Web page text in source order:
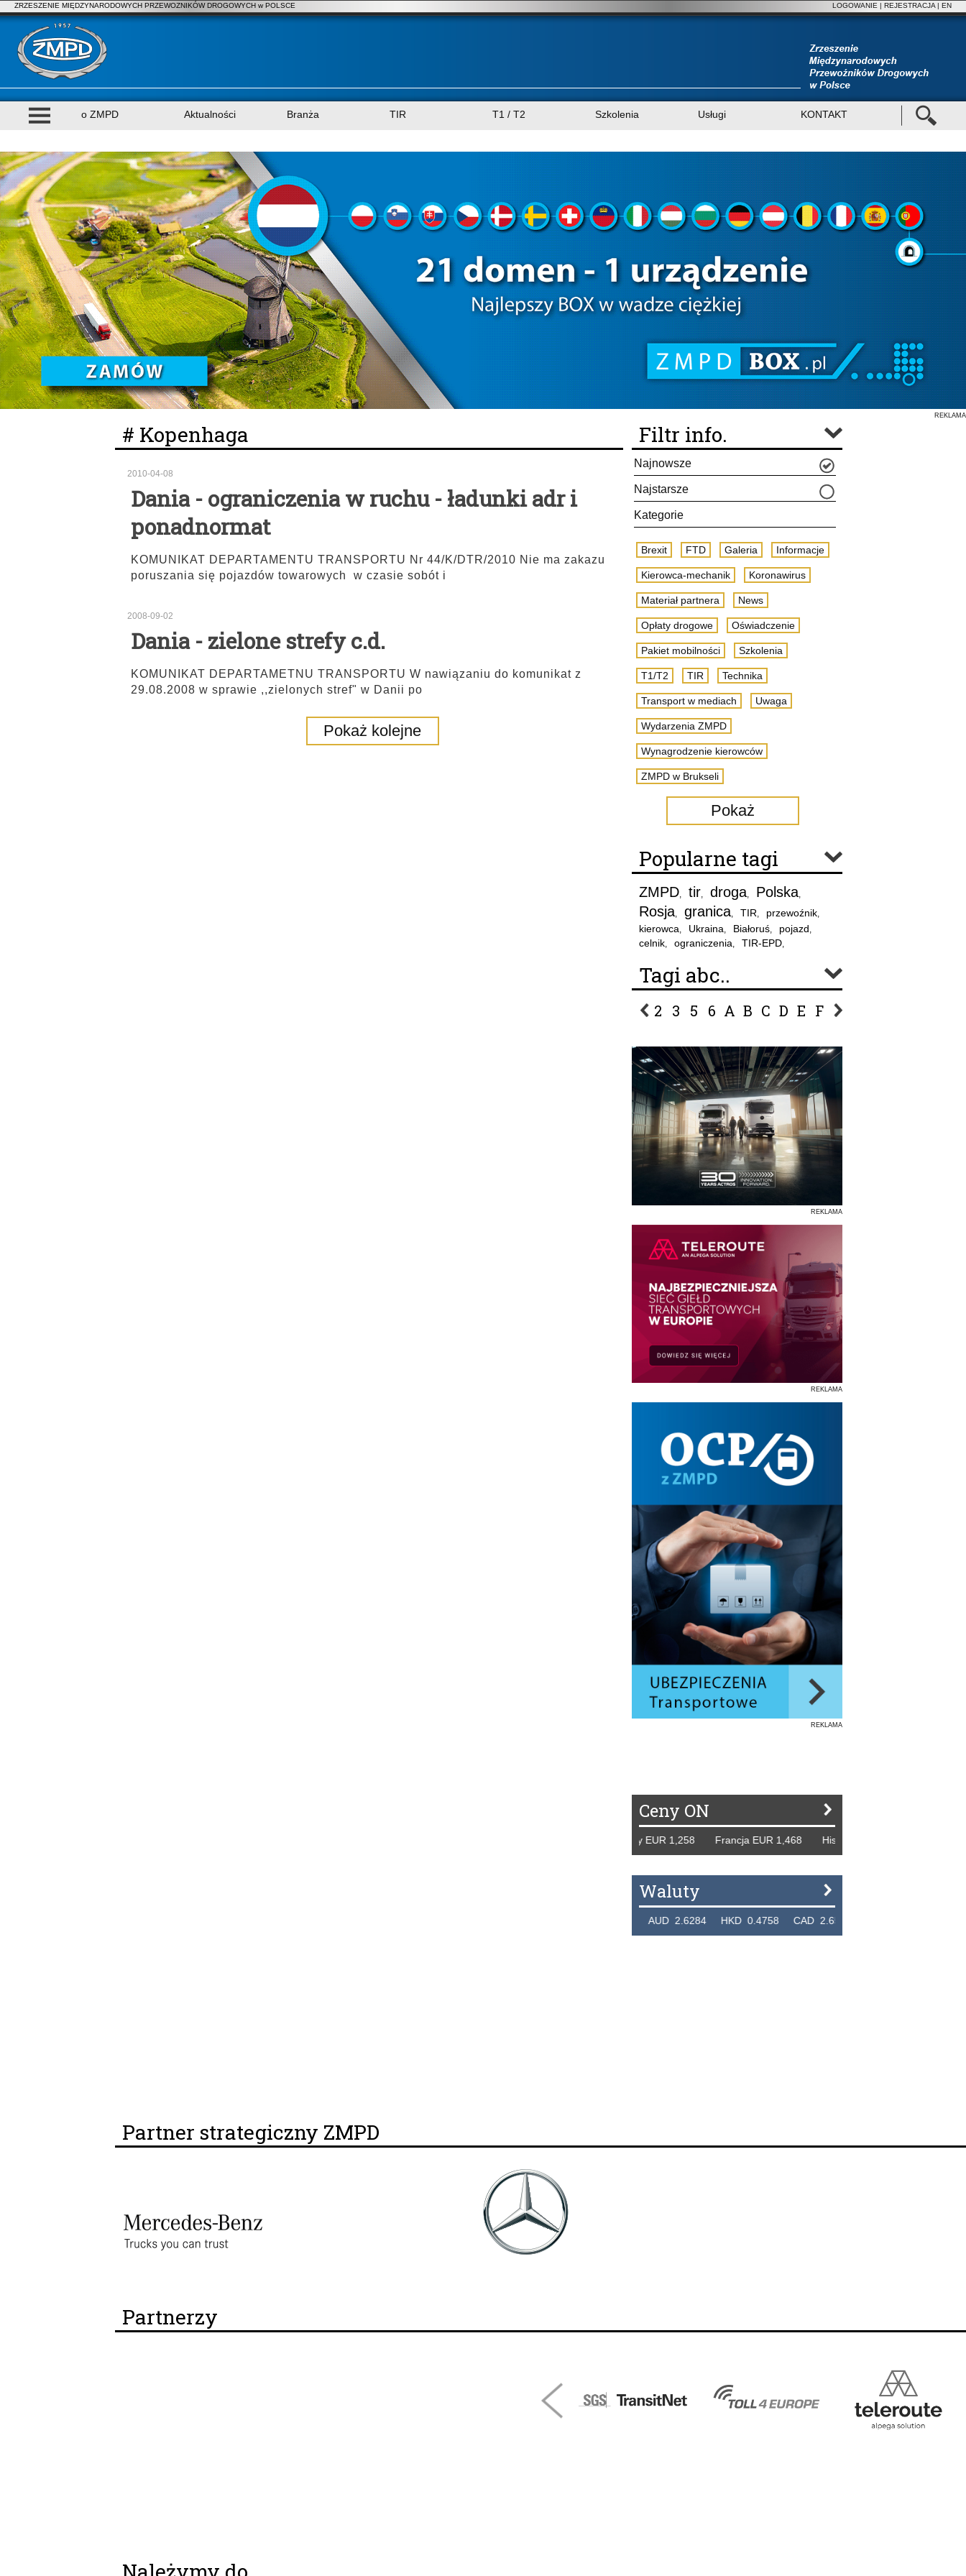
ZRZESZENIE MIĘDZYNARODOWYCH PRZEWOZNIKÓW DROGOWYCH w POLSCE LOGOWANIE | REJESTRACJA | EN
o ZMPD Aktualności Branża TIR T1 / T2 Szkolenia Usługi KONTAKT
REKLAMA
# Kopenhaga
2010-04-08
Dania - ograniczenia w ruchu - ładunki adr i
ponadnormat
KOMUNIKAT DEPARTAMENTU TRANSPORTU Nr 44/K/DTR/2010 Nie ma zakazu
poruszania się pojazdów towarowych w czasie sobót i
2008-09-02
Dania - zielone strefy c.d.
KOMUNIKAT DEPARTAMETNU TRANSPORTU W nawiązaniu do komunikat z
29.08.2008 w sprawie ,,zielonych stref" w Danii po
Pokaż kolejne
Filtr info.
Najnowsze
Najstarsze
Kategorie
Brexit FTD Galeria Informacje
Kierowca-mechanik Koronawirus
Materiał partnera News
Opłaty drogowe Oświadczenie
Pakiet mobilności Szkolenia
T1/T2 TIR Technika
Transport w mediach Uwaga
Wydarzenia ZMPD
Wynagrodzenie kierowców
ZMPD w Brukseli
Pokaż
Popularne tagi
ZMPD, tir, droga, Polska,
Rosja, granica, TIR, przewoźnik,
kierowca, Ukraina, Białoruś, pojazd,
celnik, ograniczenia, TIR-EPD,
Tagi abc..
2 3 5 6 A B C D E F G
REKLAMA
REKLAMA
REKLAMA
Ceny ON
Tydzień 42/2019 r. Niemcy EUR 1,258 Francja EUR 1,468 Hiszpania EUR 1,229 WB GBP
Waluty
THB 0.1123 USD 3.7320 AUD 2.6284 HKD 0.4758 CAD 2.6526 NZD 2.1871 SGD
Partner strategiczny ZMPD
Partnerzy